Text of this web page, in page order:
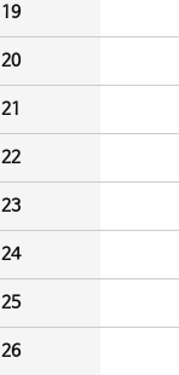
19
20
21
22
23
24
25
26